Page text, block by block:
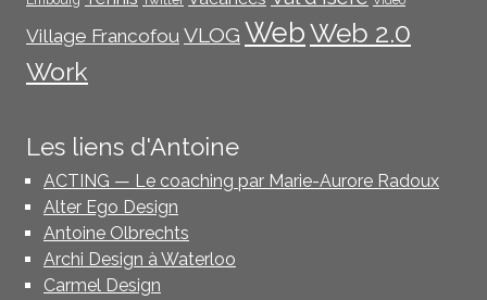
Village Francofou VLOG WebWeb 2.0
Work
Les liens d'Antoine
ACTING — Le coaching par Marie-Aurore Radoux
Alter Ego Design
Antoine Olbrechts
Archi Design à Waterloo
Carmel Design